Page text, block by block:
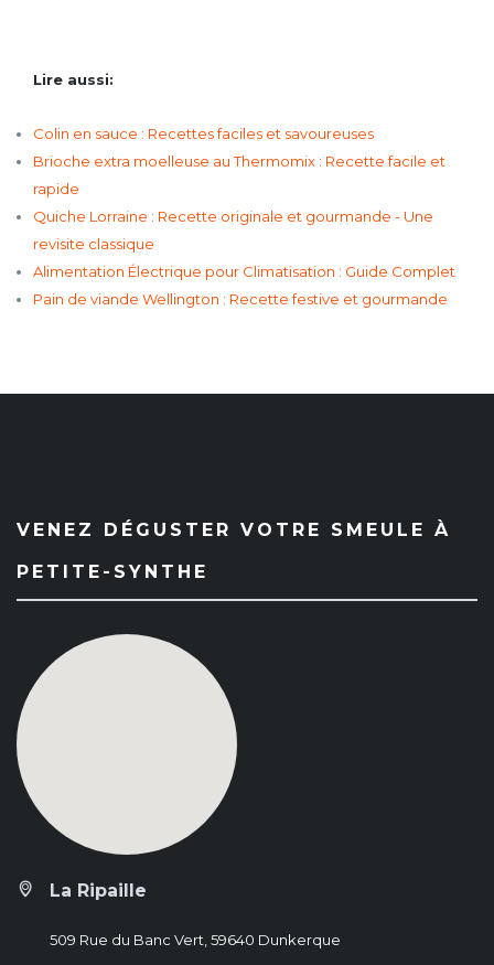
Lire aussi:
Colin en sauce : Recettes faciles et savoureuses
Brioche extra moelleuse au Thermomix : Recette facile et
rapide
Quiche Lorraine : Recette originale et gourmande - Une
revisite classique
Alimentation Électrique pour Climatisation : Guide Complet
Pain de viande Wellington : Recette festive et gourmande
VENEZ DÉGUSTER VOTRE SMEULE À
PETITE-SYNTHE
La Ripaille
509 Rue du Banc Vert, 59640 Dunkerque